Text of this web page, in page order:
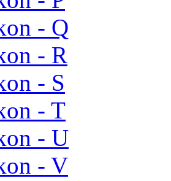
- Q
- R
- S
- T
- U
- V